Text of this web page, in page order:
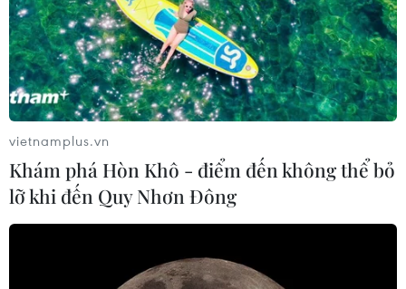
vietnamplus.vn
Khám phá Hòn Khô - điểm đến không thể bỏ
lỡ khi đến Quy Nhơn Đông